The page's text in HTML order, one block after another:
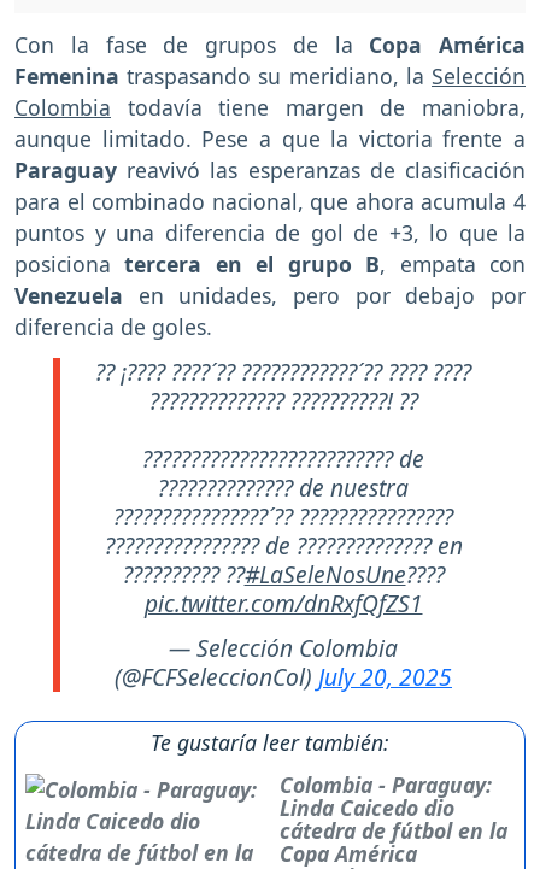
Con la fase de grupos de la Copa América
Femenina traspasando su meridiano, la Selección
Colombia todavía tiene margen de maniobra,
aunque limitado. Pese a que la victoria frente a
Paraguay reavivó las esperanzas de clasificación
para el combinado nacional, que ahora acumula 4
puntos y una diferencia de gol de +3, lo que la
posicionatercera en el grupo B, empata con
Venezuela en unidades, pero por debajo por
diferencia de goles.
?? ¡???? ????´?? ????????????´?? ???? ????
?????????????? ??????????! ??
?????????????????????????? de
?????????????? de nuestra
????????????????´?? ????????????????
???????????????? de ?????????????? en
?????????? ??#LaSeleNosUne????
pic.twitter.com/dnRxfQfZS1
— Selección Colombia
(@FCFSeleccionCol) July 20, 2025
Te gustaría leer también:
Colombia - Paraguay:
Linda Caicedo dio
cátedra de fútbol en la
Copa América